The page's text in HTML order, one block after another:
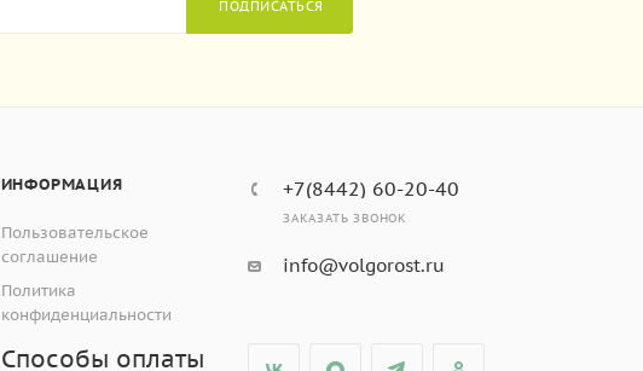
ПОДПИСАТЬСЯ
ИНФОРМАЦИЯ
Пользовательское
соглашение
Политика
конфиденциальности
Способы оплаты
+7(8442) 60-20-40
ЗАКАЗАТЬ ЗВОНОК
info@volgorost.ru